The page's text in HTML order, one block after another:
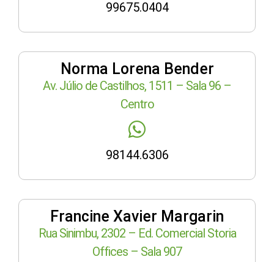
99675.0404
Norma Lorena Bender
Av. Júlio de Castilhos, 1511 – Sala 96 –
Centro
98144.6306
Francine Xavier Margarin
Rua Sinimbu, 2302 – Ed. Comercial Storia
Offices – Sala 907